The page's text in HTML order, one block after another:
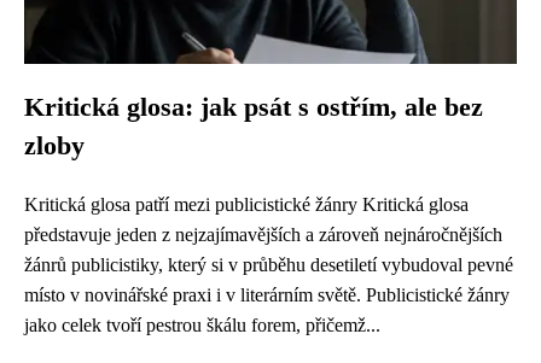
Kritická glosa: jak psát s ostřím, ale bez
zloby
Kritická glosa patří mezi publicistické žánry Kritická glosa
představuje jeden z nejzajímavějších a zároveň nejnáročnějších
žánrů publicistiky, který si v průběhu desetiletí vybudoval pevné
místo v novinářské praxi i v literárním světě. Publicistické žánry
jako celek tvoří pestrou škálu forem, přičemž...